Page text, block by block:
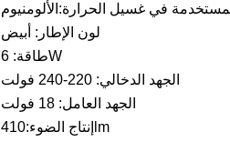
في غسيل الحرارة:الألومنيوم
لون الإطار: أبيض
طاقة: 6W
الجهد الدخالي: 220-240 فولت
الجهد العامل: 18 فولت
إنتاج الضوء:410lm